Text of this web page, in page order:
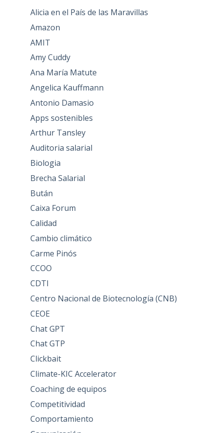
Alicia en el País de las Maravillas
Amazon
AMIT
Amy Cuddy
Ana María Matute
Angelica Kauffmann
Antonio Damasio
Apps sostenibles
Arthur Tansley
Auditoria salarial
Biologia
Brecha Salarial
Bután
Caixa Forum
Calidad
Cambio climático
Carme Pinós
CCOO
CDTI
Centro Nacional de Biotecnología (CNB)
CEOE
Chat GPT
Chat GTP
Clickbait
Climate-KIC Accelerator
Coaching de equipos
Competitividad
Comportamiento